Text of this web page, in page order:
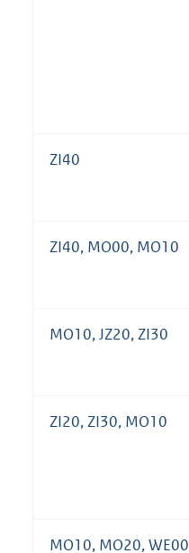
ZI40
ZI40, MO00, MO10
MO10, JZ20, ZI30
ZI20, ZI30, MO10
MO10, MO20, WE00